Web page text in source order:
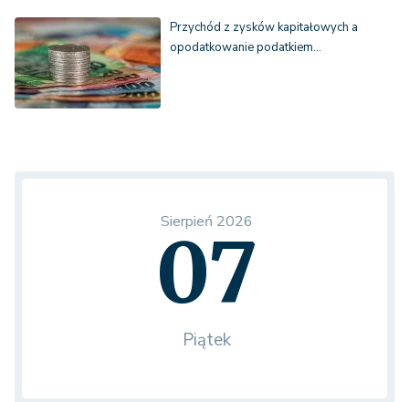
Przychód z zysków kapitałowych a
opodatkowanie podatkiem…
Sierpień 2026
07
Piątek